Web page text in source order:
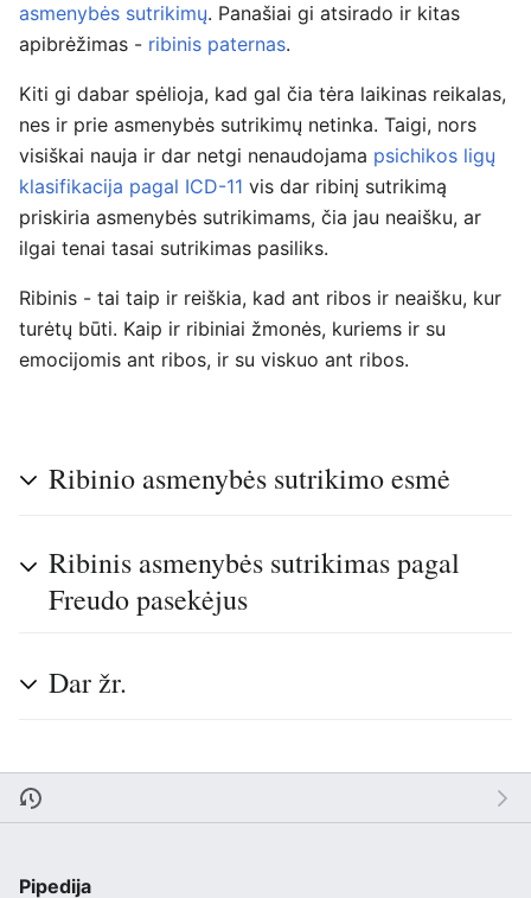
asmenybės sutrikimų. Panašiai gi atsirado ir kitas
apibrėžimas - ribinis paternas.
Kiti gi dabar spėlioja, kad gal čia tėra laikinas reikalas,
nes ir prie asmenybės sutrikimų netinka. Taigi, nors
visiškai nauja ir dar netgi nenaudojama psichikos ligų
klasifikacija pagal ICD-11 vis dar ribinį sutrikimą
priskiria asmenybės sutrikimams, čia jau neaišku, ar
ilgai tenai tasai sutrikimas pasiliks.
Ribinis - tai taip ir reiškia, kad ant ribos ir neaišku, kur
turėtų būti. Kaip ir ribiniai žmonės, kuriems ir su
emocijomis ant ribos, ir su viskuo ant ribos.
Ribinio asmenybės sutrikimo esmė
Ribinis asmenybės sutrikimas pagal
Freudo pasekėjus
Dar žr.
Pipedija